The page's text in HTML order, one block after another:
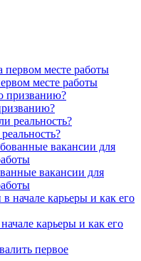
месте работы
вакансии для
карьеры и как его